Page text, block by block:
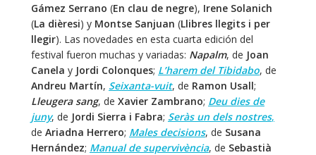
Gámez Serrano (En clau de negre), Irene Solanich
(La dièresi) y Montse Sanjuan (Llibres llegits i per
llegir). Las novedades en esta cuarta edición del
festival fueron muchas y variadas: Napalm, de Joan
Canela y Jordi Colonques; L’harem del Tibidabo, de
Andreu Martín, Seixanta-vuit, de Ramon Usall;
Lleugera sang, de Xavier Zambrano; Deu dies de
juny, de Jordi Sierra i Fabra; Seràs un dels nostres,
de Ariadna Herrero; Males decisions, de Susana
Hernández; Manual de supervivència, de Sebastià